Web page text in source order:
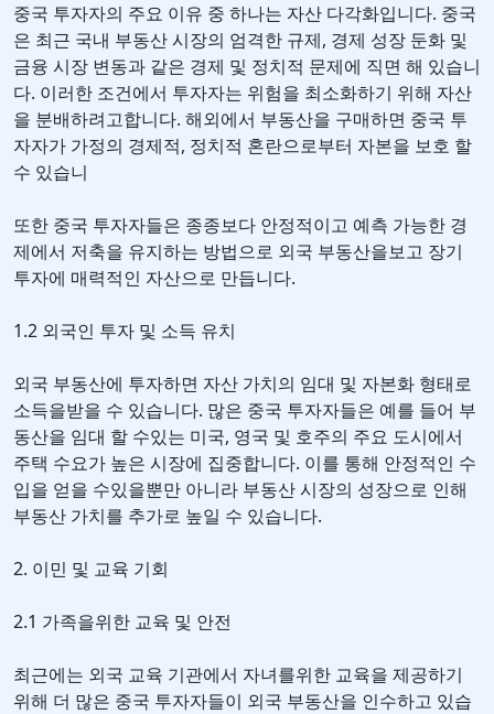
중국 투자자의 주요 이유 중 하나는 자산 다각화입니다. 중국
은 최근 국내 부동산 시장의 엄격한 규제, 경제 성장 둔화 및
금융 시장 변동과 같은 경제 및 정치적 문제에 직면 해 있습니
다. 이러한 조건에서 투자자는 위험을 최소화하기 위해 자산
을 분배하려고합니다. 해외에서 부동산을 구매하면 중국 투
자자가 가정의 경제적, 정치적 혼란으로부터 자본을 보호 할
수 있습니
또한 중국 투자자들은 종종보다 안정적이고 예측 가능한 경
제에서 저축을 유지하는 방법으로 외국 부동산을보고 장기
투자에 매력적인 자산으로 만듭니다.
1.2 외국인 투자 및 소득 유치
외국 부동산에 투자하면 자산 가치의 임대 및 자본화 형태로
소득을받을 수 있습니다. 많은 중국 투자자들은 예를 들어 부
동산을 임대 할 수있는 미국, 영국 및 호주의 주요 도시에서
주택 수요가 높은 시장에 집중합니다. 이를 통해 안정적인 수
입을 얻을 수있을뿐만 아니라 부동산 시장의 성장으로 인해
부동산 가치를 추가로 높일 수 있습니다.
2. 이민 및 교육 기회
2.1 가족을위한 교육 및 안전
최근에는 외국 교육 기관에서 자녀를위한 교육을 제공하기
위해 더 많은 중국 투자자들이 외국 부동산을 인수하고 있습